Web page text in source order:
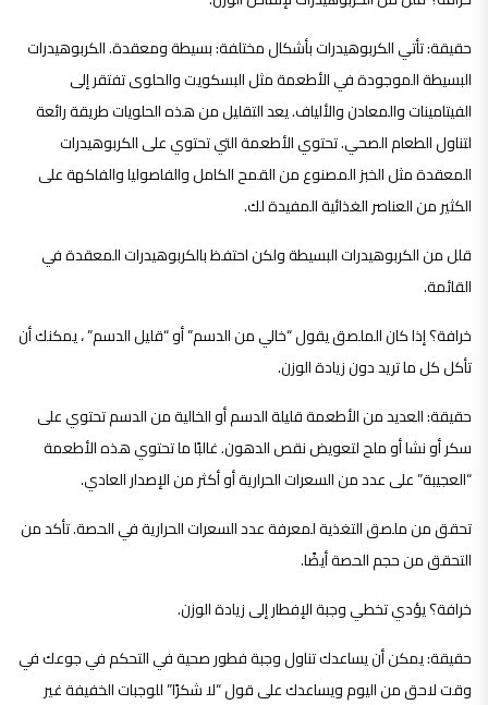
حقيقة: تأتي الكربوهيدرات بأشكال مختلفة: بسيطة ومعقدة. الكربوهيدرات
البسيطة الموجودة في الأطعمة مثل البسكويت والحلوى تفتقر إلى
الفيتامينات والمعادن والألياف. يعد التقليل من هذه الحلويات طريقة رائعة
لتناول الطعام الصحي. تحتوي الأطعمة التي تحتوي على الكربوهيدرات
المعقدة مثل الخبز المصنوع من القمح الكامل والفاصوليا والفاكهة على
الكثير من العناصر الغذائية المفيدة لك.
قلل من الكربوهيدرات البسيطة ولكن احتفظ بالكربوهيدرات المعقدة في
القائمة.
خرافة؟ إذا كان الملصق يقول “خالي من الدسم” أو “قليل الدسم” ، يمكنك أن
تأكل كل ما تريد دون زيادة الوزن.
حقيقة: العديد من الأطعمة قليلة الدسم أو الخالية من الدسم تحتوي على
سكر أو نشا أو ملح لتعويض نقص الدهون. غالبًا ما تحتوي هذه الأطعمة
“العجيبة” على عدد من السعرات الحرارية أو أكثر من الإصدار العادي.
تحقق من ملصق التغذية لمعرفة عدد السعرات الحرارية في الحصة. تأكد من
التحقق من حجم الحصة أيضًا.
خرافة؟ يؤدي تخطي وجبة الإفطار إلى زيادة الوزن.
حقيقة: يمكن أن يساعدك تناول وجبة فطور صحية في التحكم في جوعك في
وقت لاحق من اليوم ويساعدك على قول “لا شكرًا” للوجبات الخفيفة غير